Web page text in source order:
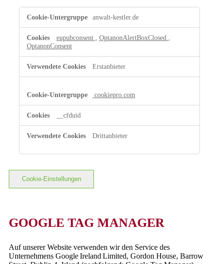
Unbedingt
erforderliche
Cookies
anwalt-kestler.de
eupubconsent OptanonAlertBoxClosed
OptanonConsent
Erstanbieter
cookiepro.com
__cfduid
Drittanbieter
Cookie-Einstellungen
GOOGLE TAG MANAGER
Auf unserer Website verwenden wir den Service des
Unternehmens Google Ireland Limited, Gordon House, Barrow